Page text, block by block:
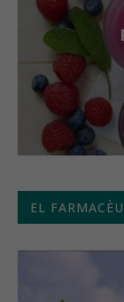
EL